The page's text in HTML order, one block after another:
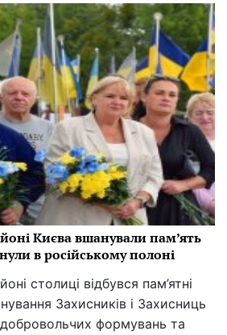
Києва вшанували пам’ять
в російському полоні
столиці відбувся пам’ятні
Захисників і Захисниць
добровольчих формувань та